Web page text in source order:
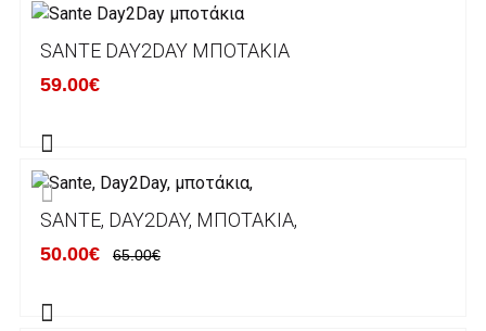
Λογαριασμό.
κάποιον απο τους ακόλουθους τραπεζικούς
λογαριασμούς:
ΕΞΟΔΑ ΑΠΟΣΤΟΛΗΣ
ΕΛΛΑΔΑ
SANTE DAY2DAY ΜΠΟΤΆΚΙΑ
59.00€
SANTE, DAY2DAY, ΜΠΟΤΆΚΙΑ,
50.00€ 65.00€